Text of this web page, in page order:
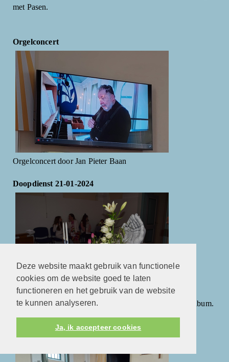
Deze website maakt gebruik van functionele
cookies om de website goed te laten
functioneren en het gebruik van de website
te kunnen analyseren.
Ja, ik accepteer cookies
met Pasen.
Orgelconcert
Orgelconcert door Jan Pieter Baan
Doopdienst 21-01-2024
Foto's van de feestelijke doopdienst vindt u in het fotoalbum.
Voorleesdag 2024